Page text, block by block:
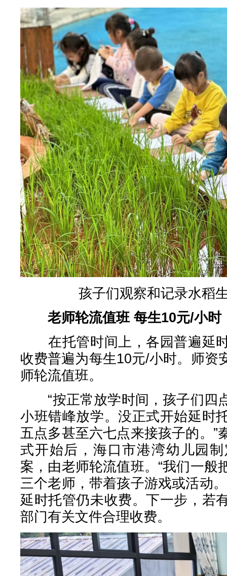
孩子们观察和记录水稻
老师轮流值班 每生10元/小时
在托管时间上，各园普遍延
收费普遍为每生10元/小时。师资
师轮流值班。
“按正常放学时间，孩子们四
小班错峰放学。没正式开始延时
五点多甚至六七点来接孩子的。”
式开始后，海口市港湾幼儿园
案，由老师轮流值班。“我们一般
三个老师，带着孩子游戏或活动
延时托管仍未收费。下一步，若
部门有关文件合理收费。